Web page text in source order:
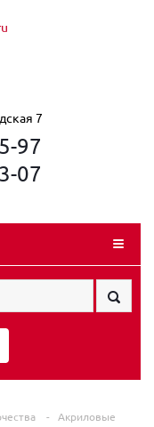
7
97
07
0
-
Акриловые